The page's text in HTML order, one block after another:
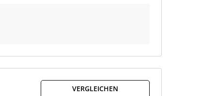
Inventur im Homeoffice
Historie aller Objekte
VERGLEICHEN